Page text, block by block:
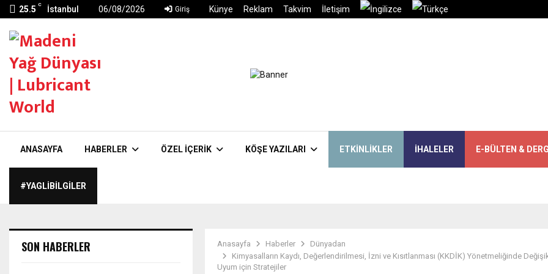
25.5 C İstanbul 06/08/2026 Giriş Künye Reklam Takvim İletişim
ANASAYFA HABERLER ÖZEL İÇERIK KÖŞE YAZILARI ETKINLIKLER İHALELER E-BÜLTEN &
#YAGLIBILGILER
Anasayfa Haberler
Dünyadan
Kimyasalların Kaydı, Değerlendirilmesi, İzni ve Kısıtlanması (KKDİK) Yönetmeliğinde
Uyum için Stratejiler
SON HABERLER